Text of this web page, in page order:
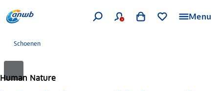
Menu
Schoenen
Human Nature